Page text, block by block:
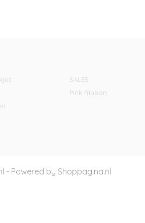
SALES
Pink Ribbon
- Powered by Shoppagina.nl